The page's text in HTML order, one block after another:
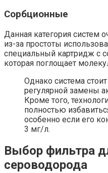
Сорбционные
Данная категория систем
из-за простоты
специальный картридж с
которая поглощает
Однако система
регулярной замены
Кроме того,
полностью
особенно если его
3 мг/л.
Выбор фильтра
сероводорода